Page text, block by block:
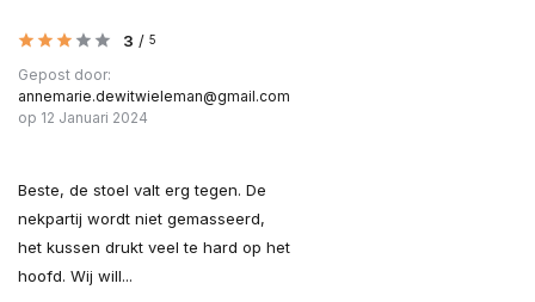
3 / 5
Gepost door:
annemarie.dewitwieleman@gmail.com
op 12 Januari 2024
Beste, de stoel valt erg tegen. De
nekpartij wordt niet gemasseerd,
het kussen drukt veel te hard op het
hoofd. Wij will...